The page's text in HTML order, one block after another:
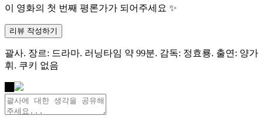
이 영화의 첫 번째 평론가가 되어주세요 ✨
리뷰 작성하기
괄사. 장르: 드라마. 러닝타임 약 99분. 감독: 정효룡. 출연: 양가
휘. 쿠키 없음